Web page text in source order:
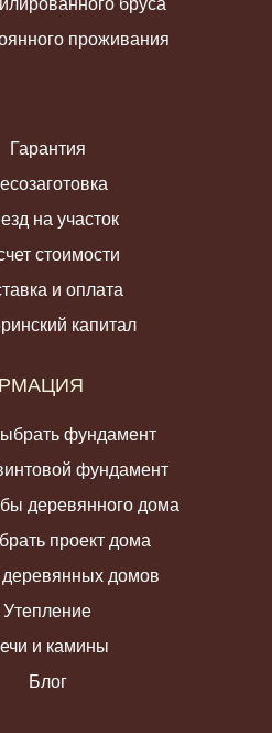
проживания
Гарантия
на участок
стоимости
и оплата
капитал
фундамент
фундамент
деревянного дома
проект дома
домов
Утепление
и камины
Блог